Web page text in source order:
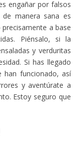
engañar por falsos
manera sana es
a base
Piénsalo, si la
y verduritas
Si has llegado
funcionado, así
y aventúrate a
Estoy seguro que